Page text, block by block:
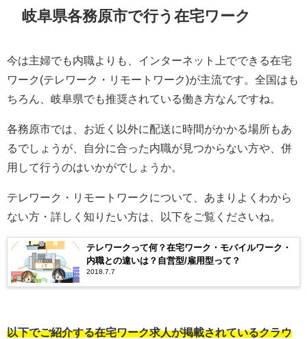
岐阜県各務原市で行う在宅ワーク
今は主婦でも内職よりも、インターネット上でできる在宅
ワーク(テレワーク・リモートワーク)が主流です。全国はも
ちろん、岐阜県でも推奨されている働き方なんですね。
各務原市では、お近く以外に配送に時間がかかる場所もあ
るでしょうが、自分に合った内職が見つからない方や、併
用して行うのはいかがでしょうか。
テレワーク・リモートワークについて、あまりよくわから
ない方・詳しく知りたい方は、以下をご覧くださいね。
テレワークって何？在宅ワーク・モバイルワーク・
内職との違いは？自営型/雇用型って？
2018.7.7
以下でご紹介する在宅ワーク求人が掲載されているクラウ